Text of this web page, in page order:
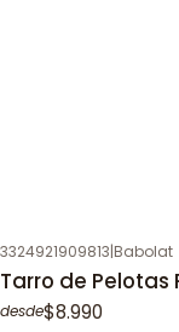
3324921909813|Babolat
Tarro de Pelotas
desde$8.990